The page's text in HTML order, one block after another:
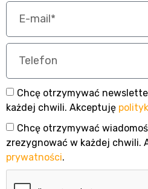
Chcę otrzymywać
każdej chwili. Akceptuję
Chcę otrzymywać
zrezygnować w każdej chwili.
prywatności.